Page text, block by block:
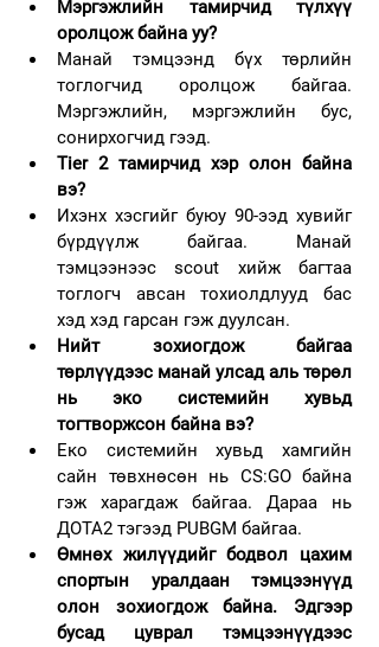
Мэргэжлийн тамирчид түлхүү
оролцож байна уу?
Манай тэмцээнд бүх төрлийн
тоглогчид оролцож байгаа.
Мэргэжлийн, мэргэжлийн бус,
сонирхогчид гээд.
Тier 2 тамирчид хэр олон байна
вэ?
Ихэнх хэсгийг буюу 90-ээд хувийг
бүрдүүлж байгаа. Манай
тэмцээнээс scout хийж багтаа
тоглогч авсан тохиолдлууд бас
хэд хэд гарсан гэж дуулсан.
Нийт зохиогдож байгаа
төрлүүдээс манай улсад аль төрөл
нь эко системийн хувьд
тогтворжсон байна вэ?
Eко системийн хувьд хамгийн
сайн төвхнөсөн нь CS:GO байна
гэж харагдаж байгаа. Дараа нь
ДОТА2 тэгээд PUBGМ байгаа.
Өмнөх жилүүдийг бодвол цахим
спортын уралдаан тэмцээнүүд
олон зохиогдож байна. Эдгээр
бусад цуврал тэмцээнүүдээс